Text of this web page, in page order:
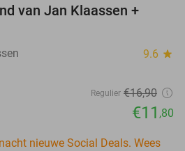
van Jan Klaassen +
9.6 star
Regulier €16,90
€11 ,80
nieuwe Social Deals. Wees